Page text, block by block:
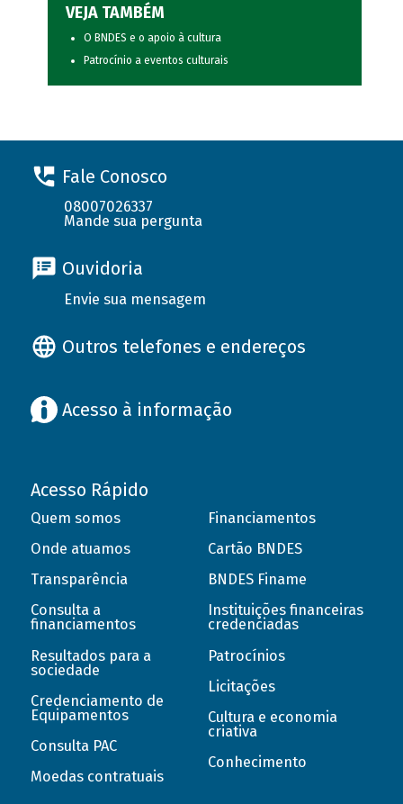
VEJA TAMBÉM
O BNDES e o apoio à cultura
Patrocínio a eventos culturais
Fale Conosco
08007026337
Mande sua pergunta
Ouvidoria
Envie sua mensagem
Outros telefones e endereços
Acesso à informação
Acesso Rápido
Quem somos
Onde atuamos
Transparência
Consulta a
financiamentos
Resultados para a
sociedade
Credenciamento de
Equipamentos
Consulta PAC
Moedas contratuais
Financiamentos
Cartão BNDES
BNDES Finame
Instituições financeiras
credenciadas
Patrocínios
Licitações
Cultura e economia
criativa
Conhecimento